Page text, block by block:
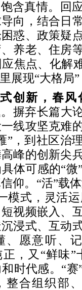
含真情。回
向，结合日
惑、政策疑
养老、住房
焦点、化解
展现“大格局
创新，春
摒弃长篇大
线攻坚克难
”，到社区治
峰的创新尖
体可感的“
仰。“活”载
模式，灵活
视频嵌入、
浸式、互动
、愿意听、
正，又“鲜味
时代感。“
整合组织部